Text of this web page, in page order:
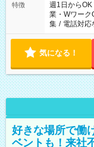
特徴 週1日からOK
業・Wワーク
集 / 電話対応
気になる！
好きな場所で働
ベントも！来社